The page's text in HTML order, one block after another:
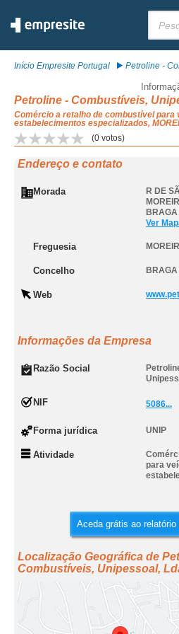
Início Empresite Portugal Petroline -
Petroline - Combustíveis,
Comércio a retalho de combustível para
estabelecimentos especializados,
(0 votos)
Endereço e contato
Morada R DE
BRAGA
Ver
Freguesia
Concelho BRAGA
Web
Informações da Empresa
Razão Social
NIF 5086...
Forma jurídica UNIP
Atividade
para
Aceda grátis ao
Localização Geográfica de
Combustíveis, Unipessoal,